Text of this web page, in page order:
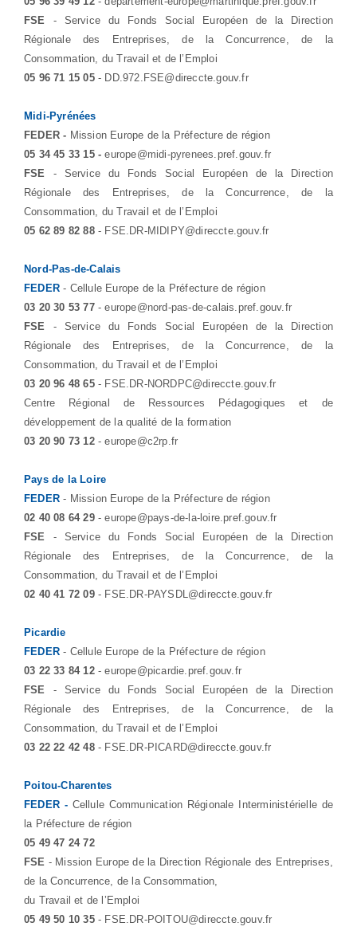
FSE - Service du Fonds Social Européen de la Direction
Régionale des Entreprises, de la Concurrence, de la
Consommation, du Travail et de l’Emploi
05 96 71 15 05 - DD.972.FSE@direccte.gouv.fr
Midi-Pyrénées
FEDER - Mission Europe de la Préfecture de région
05 34 45 33 15 -europe@midi-pyrenees.pref.gouv.fr
FSE - Service du Fonds Social Européen de la Direction
Régionale des Entreprises, de la Concurrence, de la
Consommation, du Travail et de l’Emploi
05 62 89 82 88 - FSE.DR-MIDIPY@direccte.gouv.fr
Nord-Pas-de-Calais
FEDER- Cellule Europe de la Préfecture de région
03 20 30 53 77 - europe@nord-pas-de-calais.pref.gouv.fr
FSE - Service du Fonds Social Européen de la Direction
Régionale des Entreprises, de la Concurrence, de la
Consommation, du Travail et de l’Emploi
03 20 96 48 65 - FSE.DR-NORDPC@direccte.gouv.fr
Centre Régional de Ressources Pédagogiques et de
développement de la qualité de la formation
03 20 90 73 12 - europe@c2rp.fr
Pays de la Loire
FEDER- Mission Europe de la Préfecture de région
02 40 08 64 29 - europe@pays-de-la-loire.pref.gouv.fr
FSE - Service du Fonds Social Européen de la Direction
Régionale des Entreprises, de la Concurrence, de la
Consommation, du Travail et de l’Emploi
02 40 41 72 09 - FSE.DR-PAYSDL@direccte.gouv.fr
Picardie
FEDER- Cellule Europe de la Préfecture de région
03 22 33 84 12 - europe@picardie.pref.gouv.fr
FSE - Service du Fonds Social Européen de la Direction
Régionale des Entreprises, de la Concurrence, de la
Consommation, du Travail et de l’Emploi
03 22 22 42 48 - FSE.DR-PICARD@direccte.gouv.fr
Poitou-Charentes
FEDER - Cellule Communication Régionale Interministérielle de
la Préfecture de région
05 49 47 24 72
FSE - Mission Europe de la Direction Régionale des Entreprises,
de la Concurrence, de la Consommation,
du Travail et de l’Emploi
05 49 50 10 35 - FSE.DR-POITOU@direccte.gouv.fr